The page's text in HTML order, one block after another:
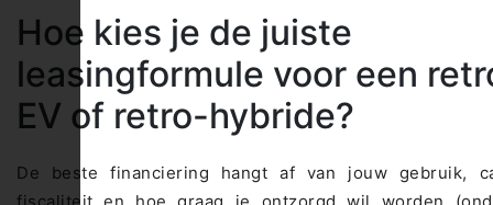
Hoe kies je de juiste
leasingformule voor een
EV of retro-hybride?
De beste financiering hangt af van jouw gebruik,